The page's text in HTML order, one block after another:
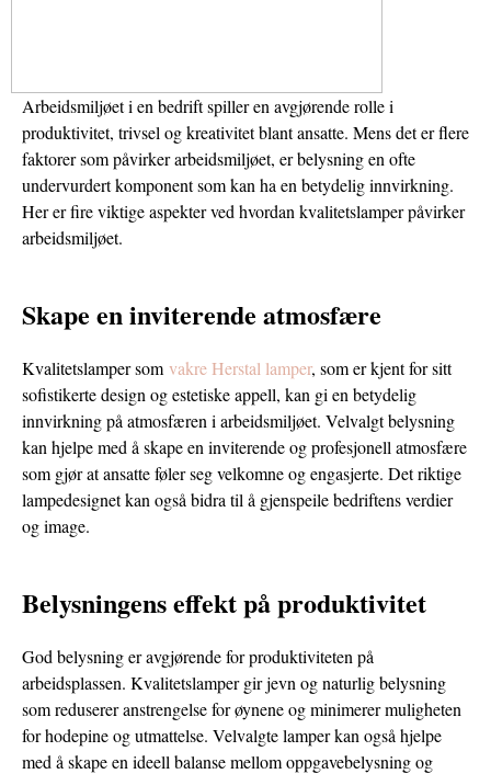
Arbeidsmiljøet i en bedrift spiller en avgjørende rolle i
produktivitet, trivsel og kreativitet blant ansatte. Mens det er flere
faktorer som påvirker arbeidsmiljøet, er belysning en ofte
undervurdert komponent som kan ha en betydelig innvirkning.
Her er fire viktige aspekter ved hvordan kvalitetslamper påvirker
arbeidsmiljøet.
Skape en inviterende atmosfære
Kvalitetslamper som vakre Herstal lamper, som er kjent for sitt
sofistikerte design og estetiske appell, kan gi en betydelig
innvirkning på atmosfæren i arbeidsmiljøet. Velvalgt belysning
kan hjelpe med å skape en inviterende og profesjonell atmosfære
som gjør at ansatte føler seg velkomne og engasjerte. Det riktige
lampedesignet kan også bidra til å gjenspeile bedriftens verdier
og image.
Belysningens effekt på produktivitet
God belysning er avgjørende for produktiviteten på
arbeidsplassen. Kvalitetslamper gir jevn og naturlig belysning
som reduserer anstrengelse for øynene og minimerer muligheten
for hodepine og utmattelse. Velvalgte lamper kan også hjelpe
med å skape en ideell balanse mellom oppgavebelysning og